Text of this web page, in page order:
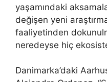
yaşamındaki
değişen yeni
faaliyetinden
neredeyse hiç
Danimarka’daki